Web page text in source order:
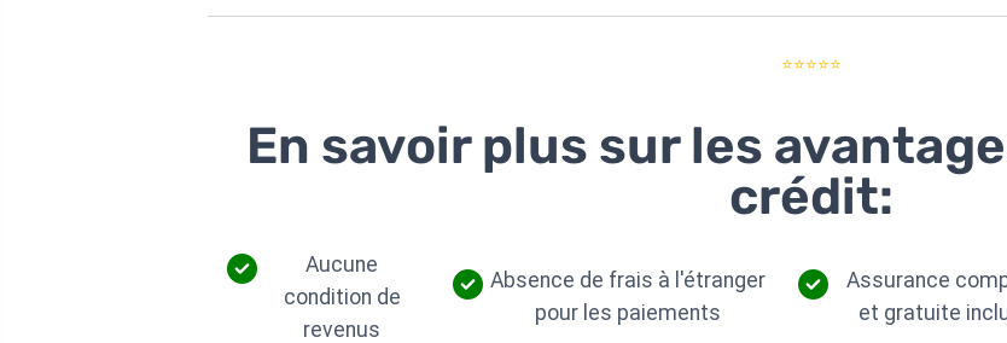
⭐⭐⭐⭐⭐
En savoir plus sur les
crédit:
Aucune
condition de
revenus
Absence de frais à l'étranger
pour les paiements
Assurance
et gratuite